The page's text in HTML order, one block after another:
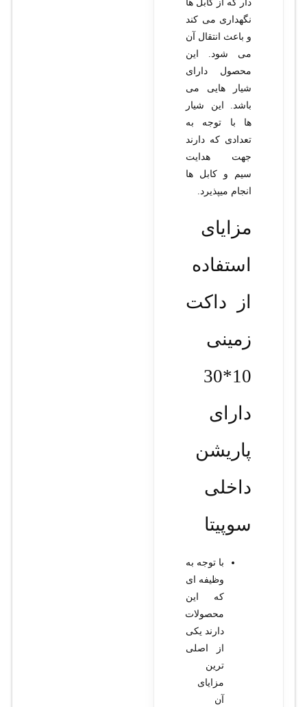
دار که از کابل ها
نگهداری می کند
و باعث انتقال آن
می شود. این
محصول دارای
شیار هایی می
باشد. این شیار
ها با توجه به
تعدادی که دارند
جهت هدایت
سیم و کابل ها
انجام میپذیرد.
مزایای
استفاده
از داکت
زمینی
10*30
دارای
پاریشن
داخلی
سوپیتا
با توجه به
وظیفه ای
که این
محصولات
دارند یکی
از اصلی
ترین
مزایای
آن